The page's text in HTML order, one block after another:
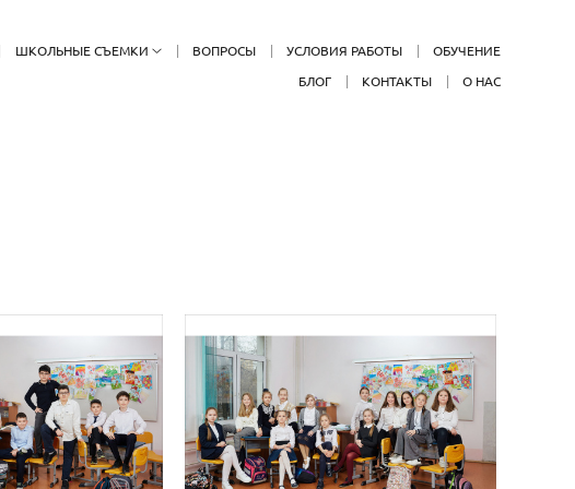
ШКОЛЬНЫЕ СЪЕМКИ ВОПРОСЫ УСЛОВИЯ РАБОТЫ
ОБУЧЕНИЕ
БЛОГ
КОНТАКТЫ О НАС